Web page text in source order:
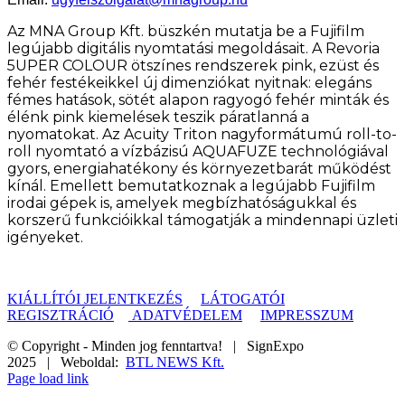
Az MNA Group Kft. büszkén mutatja be a Fujifilm
legújabb digitális nyomtatási megoldásait. A Revoria
5UPER COLOUR ötszínes rendszerek pink, ezüst és
fehér festékeikkel új dimenziókat nyitnak: elegáns
fémes hatások, sötét alapon ragyogó fehér minták és
élénk pink kiemelések teszik páratlanná a
nyomatokat. Az Acuity Triton nagyformátumú roll-to-
roll nyomtató a vízbázisú AQUAFUZE technológiával
gyors, energiahatékony és környezetbarát működést
kínál. Emellett bemutatkoznak a legújabb Fujifilm
irodai gépek is, amelyek megbízhatóságukkal és
korszerű funkcióikkal támogatják a mindennapi üzleti
igényeket.
KIÁLLÍTÓI JELENTKEZÉS
LÁTOGATÓI
REGISZTRÁCIÓ
ADATVÉDELEM
IMPRESSZUM
© Copyright - Minden jog fenntartva! | SignExpo
2025 | Weboldal: BTL NEWS Kft.
Page load link